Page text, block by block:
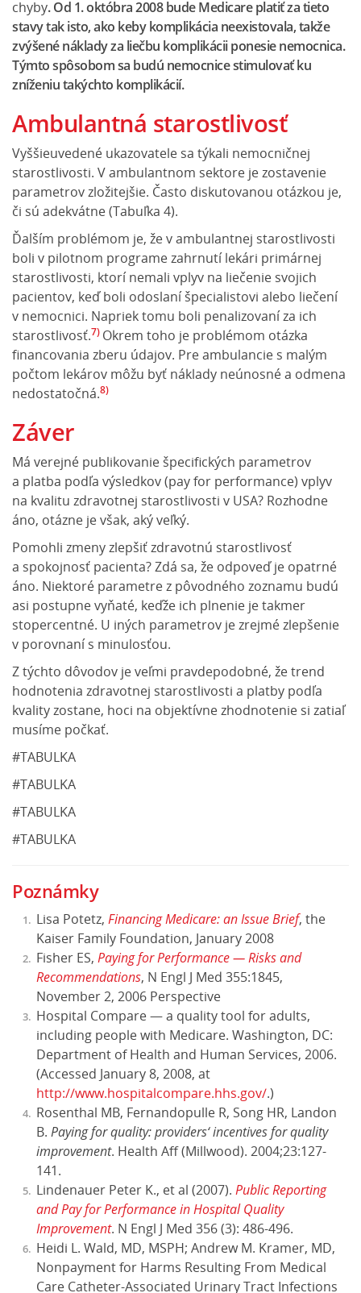
chyby. Od 1. októbra 2008 bude Medicare platiť za tieto
stavy tak isto, ako keby komplikácia neexistovala, takže
zvýšené náklady za liečbu komplikácii ponesie nemocnica.
Týmto spôsobom sa budú nemocnice stimulovať ku
zníženiu takýchto komplikácií.
Ambulantná starostlivosť
Vyššieuvedené ukazovatele sa týkali nemocničnej
starostlivosti. V ambulantnom sektore je zostavenie
parametrov zložitejšie. Často diskutovanou otázkou je,
či sú adekvátne (Tabuľka 4).
Ďalším problémom je, že v ambulantnej starostlivosti
boli v pilotnom programe zahrnutí lekári primárnej
starostlivosti, ktorí nemali vplyv na liečenie svojich
pacientov, keď boli odoslaní špecialistovi alebo liečení
v nemocnici. Napriek tomu boli penalizovaní za ich
starostlivosť.7)Okrem toho je problémom otázka
financovania zberu údajov. Pre ambulancie s malým
počtom lekárov môžu byť náklady neúnosné a odmena
nedostatočná.8)
Záver
Má verejné publikovanie špecifických parametrov
a platba podľa výsledkov (pay for performance) vplyv
na kvalitu zdravotnej starostlivosti v USA? Rozhodne
áno, otázne je však, aký veľký.
Pomohli zmeny zlepšiť zdravotnú starostlivosť
a spokojnosť pacienta? Zdá sa, že odpoveď je opatrné
áno. Niektoré parametre z pôvodného zoznamu budú
asi postupne vyňaté, keďže ich plnenie je takmer
stopercentné. U iných parametrov je zrejmé zlepšenie
v porovnaní s minulosťou.
Z týchto dôvodov je veľmi pravdepodobné, že trend
hodnotenia zdravotnej starostlivosti a platby podľa
kvality zostane, hoci na objektívne zhodnotenie si zatiaľ
musíme počkať.
#TABULKA
#TABULKA
#TABULKA
#TABULKA
Poznámky
Lisa Potetz, Financing Medicare: an Issue Brief, the
Kaiser Family Foundation, January 2008
Fisher ES, Paying for Performance — Risks and
Recommendations, N Engl J Med 355:1845,
November 2, 2006 Perspective
Hospital Compare — a quality tool for adults,
including people with Medicare. Washington, DC:
Department of Health and Human Services, 2006.
(Accessed January 8, 2008, at
http://www.hospitalcompare.hhs.gov/.)
Rosenthal MB, Fernandopulle R, Song HR, Landon
B.Paying for quality: providers‘ incentives for quality
improvement. Health Aff (Millwood). 2004;23:127-
141.
Lindenauer Peter K., et al (2007). Public Reporting
and Pay for Performance in Hospital Quality
Improvement. N Engl J Med 356 (3): 486-496.
Heidi L. Wald, MD, MSPH; Andrew M. Kramer, MD,
Nonpayment for Harms Resulting From Medical
Care Catheter-Associated Urinary Tract Infections